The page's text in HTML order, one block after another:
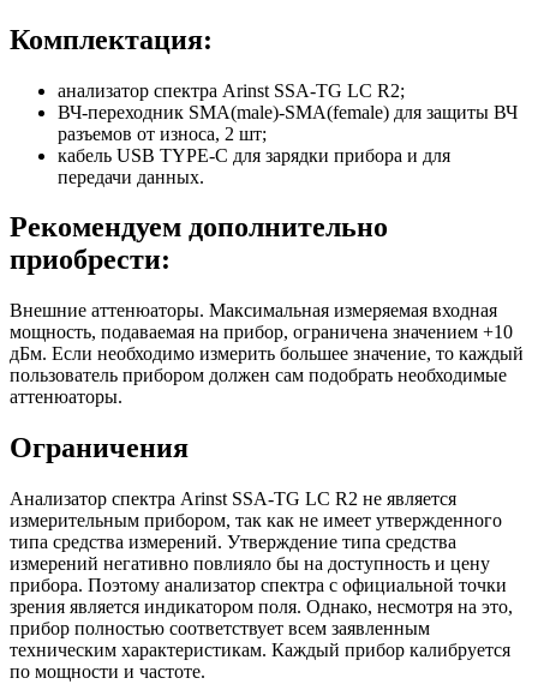
Комплектация:
анализатор спектра Arinst SSA-TG LC R2;
ВЧ-переходник SMA(male)-SMA(female) для защиты ВЧ
разъемов от износа, 2 шт;
кабель USB TYPE-C для зарядки прибора и для
передачи данных.
Рекомендуем дополнительно
приобрести:
Внешние аттенюаторы. Максимальная измеряемая входная
мощность, подаваемая на прибор, ограничена значением +10
дБм. Если необходимо измерить большее значение, то каждый
пользователь прибором должен сам подобрать необходимые
аттенюаторы.
Ограничения
Анализатор спектра Arinst SSA-TG LC R2 не является
измерительным прибором, так как не имеет утвержденного
типа средства измерений. Утверждение типа средства
измерений негативно повлияло бы на доступность и цену
прибора. Поэтому анализатор спектра с официальной точки
зрения является индикатором поля. Однако, несмотря на это,
прибор полностью соответствует всем заявленным
техническим характеристикам. Каждый прибор калибруется
по мощности и частоте.